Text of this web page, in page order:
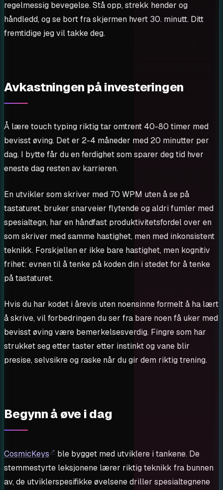
regelmessig bevegelse. Stå opp, strekk hender og
håndledd, og se bort fra skjermen hvert 30. minutt. Ditt
fremtidige jeg vil takke deg.
Avkastningen på investeringen
Å lære touch typing riktig tar omtrent 40-80 timer med
bevisst øving. Det er 2-4 måneder med 20 minutter per
dag. I bytte får du en ferdighet som sparer deg tid hver
eneste dag resten av karrieren.
En utvikler som skriver med 70 WPM uten å se på
tastaturet, bruker snarveier flytende og aldri fumler med
spesialtegn, har en håndfast produktivitetsfordel over en
som skriver med samme hastighet, men med inkonsistent
teknikk. Forskjellen er ikke bare hastighet, men kognitiv
frihet: evnen til å tenke på koden din i stedet for å tenke
på tastaturet.
Hvis du har kodet i årevis uten noensinne formelt å ha lært
å skrive, vil forbedringen du ser fra bare noen få uker med
bevisst øving være bemerkelsesverdig. Fingre som har
strukket seg etter taster etter instinkt og vane blir
presise, selvsikre og raske når du gir dem riktig trening.
Begynn å øve i dag
CosmicKeys
ble bygget med utviklere i tankene. De
stemmestyrte leksjonene lærer riktig teknikk fra bunnen
av, de utviklerspesifikke øvelsene driller spesialtegnene